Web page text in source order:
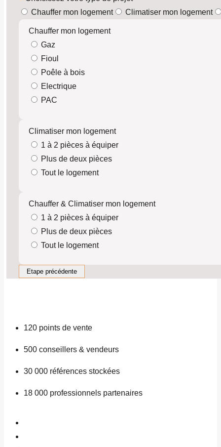
Chauffer mon logement
Climatiser mon logement
Chauffer mon logement
Gaz
Fioul
Poêle à bois
Electrique
PAC
Climatiser mon logement
1 à 2 pièces à équiper
Plus de deux pièces
Tout le logement
Chauffer & Climatiser mon logement
1 à 2 pièces à équiper
Plus de deux pièces
Tout le logement
Etape précédente
120 points de vente
500 conseillers & vendeurs
30 000 références stockées
18 000 professionnels partenaires